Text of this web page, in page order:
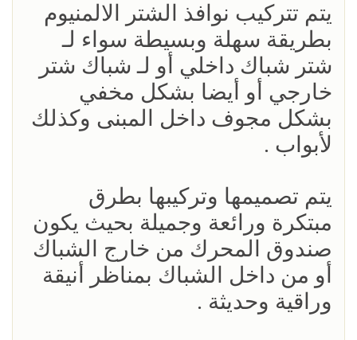
يتم تتركيب نوافذ الشتر الالمنيوم
بطريقة سهلة وبسيطة سواء لـ
شتر شباك داخلي أو لـ شباك شتر
خارجي أو أيضا بشكل مخفي
بشكل مجوف داخل المبنى وكذلك
لأبواب .
يتم تصميمها وتركيبها بطرق
مبتكرة ورائعة وجميلة بحيث يكون
صندوق المحرك من خارج الشباك
أو من داخل الشباك بمناظر أنيقة
وراقية وحديثة .